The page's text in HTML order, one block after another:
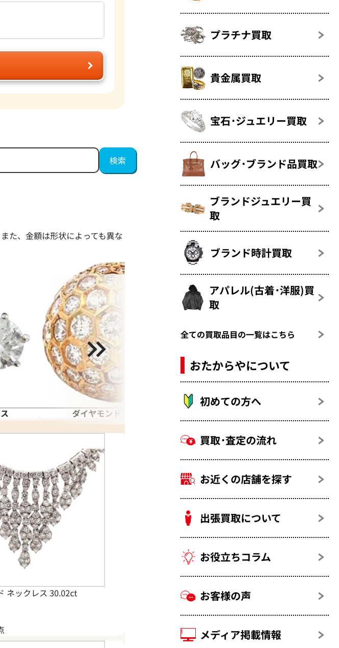
た、金額は形状によっても異な
ダイヤモンド 6カラット
ネックレス 30.02ct
プラチナ買取
貴金属買取
宝石･ジュエリー買取
バッグ･ブランド品買取
ブランドジュエリー買
取
ブランド時計買取
アパレル(古着･洋服)買
取
全ての買取品目の一覧はこちら
おたからやについて
初めての方へ
買取･査定の流れ
お近くの店舗を探す
出張買取について
お役立ちコラム
お客様の声
メディア掲載情報